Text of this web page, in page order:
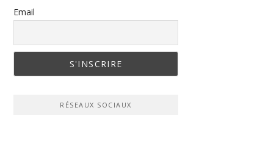
Email
RÉSEAUX SOCIAUX